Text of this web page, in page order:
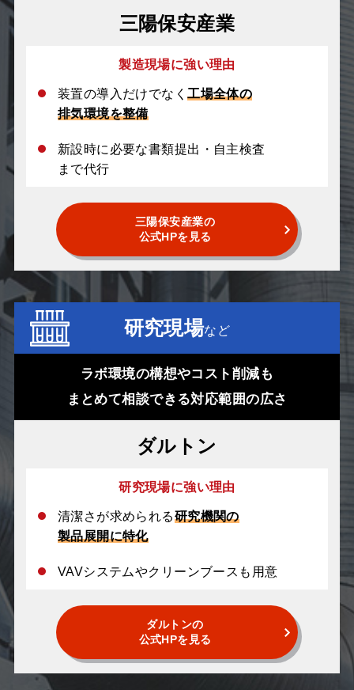
三陽保安産業
製造現場に強い理由
装置の導入だけでなく工場全体の
排気環境を整備
新設時に必要な書類提出・自主検査
まで代行
三陽保安産業の
公式HPを見る
研究現場など
ラボ環境の構想やコスト削減も
まとめて相談できる対応範囲の広さ
ダルトン
研究現場に強い理由
清潔さが求められる研究機関の
製品展開に特化
VAVシステムやクリーンブースも用意
ダルトンの
公式HPを見る